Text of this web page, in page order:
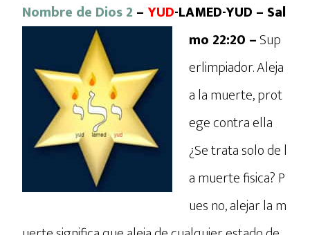
Nombre de Dios 2 –YUD-LAMED-YUD – Sal
mo 22:20 –Sup
erlimpiador. Aleja
a la muerte, prot
ege contra ella
¿Se trata solo de l
a muerte fisica? P
ues no, alejar la m